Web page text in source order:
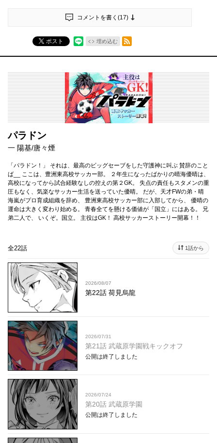
コメントを書く(17)
ポスト 埋め込む
RSSフィード
パラドン
一 陽基/唐々煙
「パラドン！」 それは、最高のビッグセーブをした守護神に叫ぶ 賛辞のこと
ば__ ここは、豊洲東高校サッカー部。 ２年生になったばかりの晴海優晴は、
高校になってから試合経験なしの控えの第２GK。 失点の責任もスタメンの重
圧もなく、気楽なサッカー生活を送っていた優晴。 だが、天才FWの弟・晴
海嵐がプロ育成組織を辞め、 豊洲東高校サッカー部に入部してから、 優晴の
運命は大きく変わり始める。 青春全てを懸ける価値が「国立」にはある。 兄
弟二人で、 いくぞ。国立。 主役はGK！ 高校サッカーストーリー開幕！！
全22話 1話から
2026/08/07
第22話 荷見烏龍
2026/07/31
第21話 武蔵原学園戦キックオフ
公開は終了しました
2026/07/24
第20話 武蔵原学園
公開は終了しました